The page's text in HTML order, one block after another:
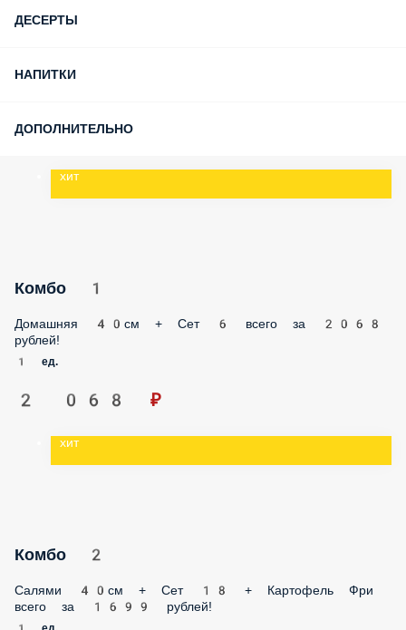
ДЕСЕРТЫ
НАПИТКИ
ДОПОЛНИТЕЛЬНО
хит
Комбо 1
Домашняя 40см + Сет 6 всего за 2068 рублей!
1 ед.
Салями 40см + Сет 18 + Картофель Фри всего за 1699
рублей!
1 ед.